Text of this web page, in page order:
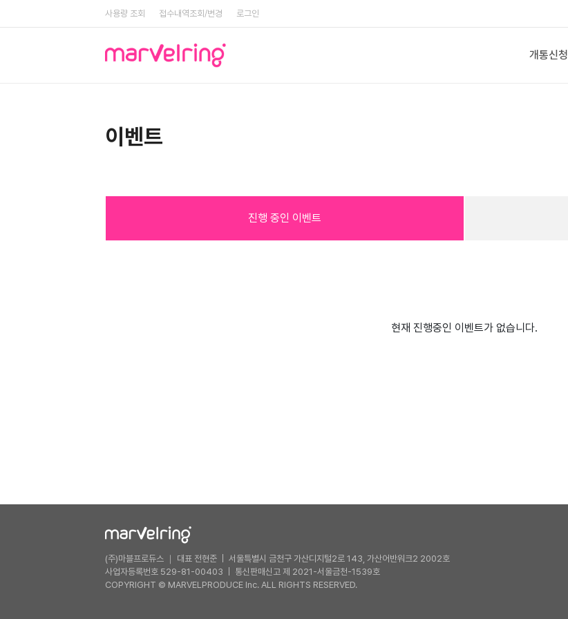
사용량 조회 접수내역조회/변경 로그인
개통신청
이벤트
진행 중인 이벤트
현재 진행중인 이벤트가 없습니다.
(주)마블프로듀스 ｜ 대표 전현준
서울특별시 금천구 가산디지털2로 143, 가산어반워크2 2002호
사업자등록번호 529-81-00403
통신판매신고 제 2021-서울금천-1539호
COPYRIGHT © MARVELPRODUCE Inc. ALL RIGHTS RESERVED.